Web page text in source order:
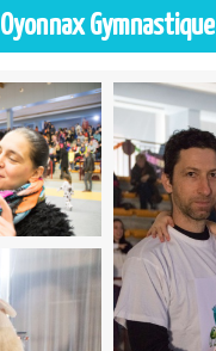
Oyonnax Gymnastique